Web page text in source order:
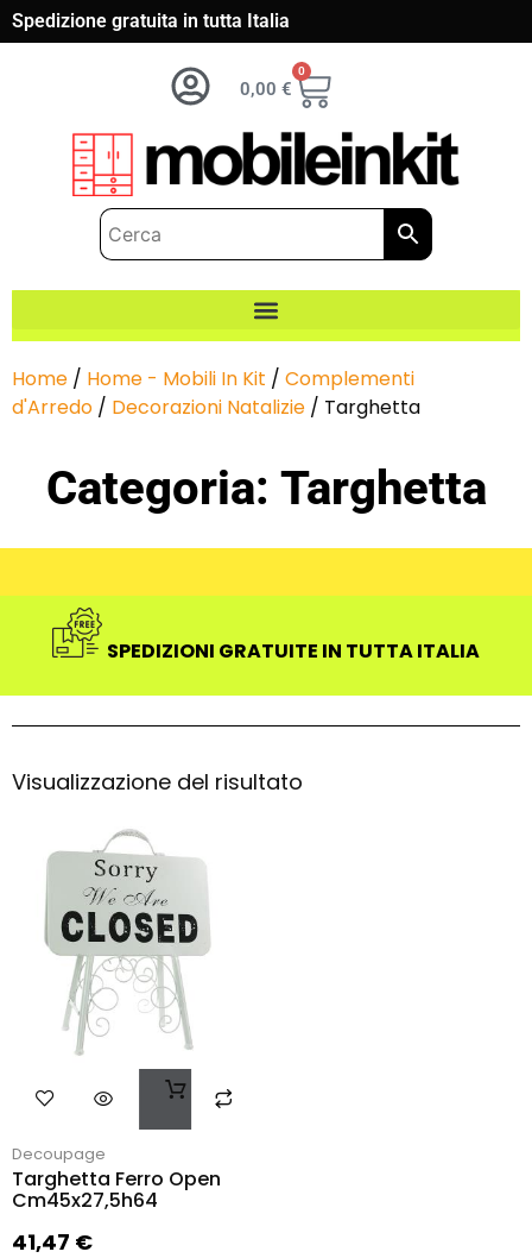
Spedizione gratuita in tutta Italia
0,00 €
0
Home / Home - Mobili In Kit / Complementi
d'Arredo / Decorazioni Natalizie / Targhetta
Categoria: Targhetta
SPEDIZIONI GRATUITE IN TUTTA ITALIA
Visualizzazione del risultato
Decoupage
Targhetta Ferro Open
Cm45x27,5h64
41,47 €